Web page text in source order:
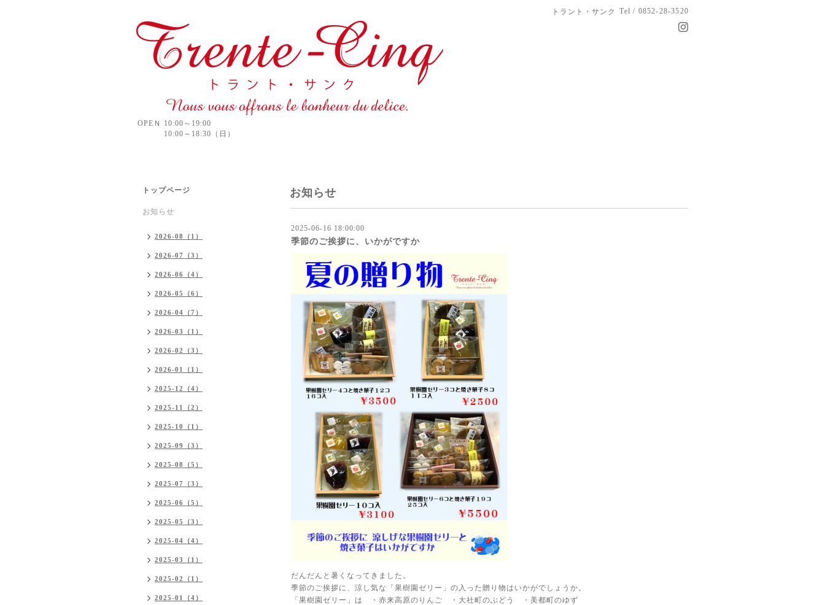
トラント・サンク Tel / 0852-28-3520
OPEＮ 10:00～19:00
10:00～18:30（日）
お知らせ
2025-06-16 18:00:00
季節のご挨拶に、いかがですか
だんだんと暑くなってきました。
季節のご挨拶に、涼し気な「果樹園ゼリー」の入った贈り物はいかがでしょうか。
「果樹園ゼリー」は ・赤来高原のりんご ・大社町のぶどう ・美都町のゆず
トップページ
お知らせ
2026-08（1）
2026-07（3）
2026-06（4）
2026-05（6）
2026-04（7）
2026-03（1）
2026-02（3）
2026-01（1）
2025-12（4）
2025-11（2）
2025-10（1）
2025-09（3）
2025-08（5）
2025-07（3）
2025-06（5）
2025-05（3）
2025-04（4）
2025-03（1）
2025-02（1）
2025-01（4）